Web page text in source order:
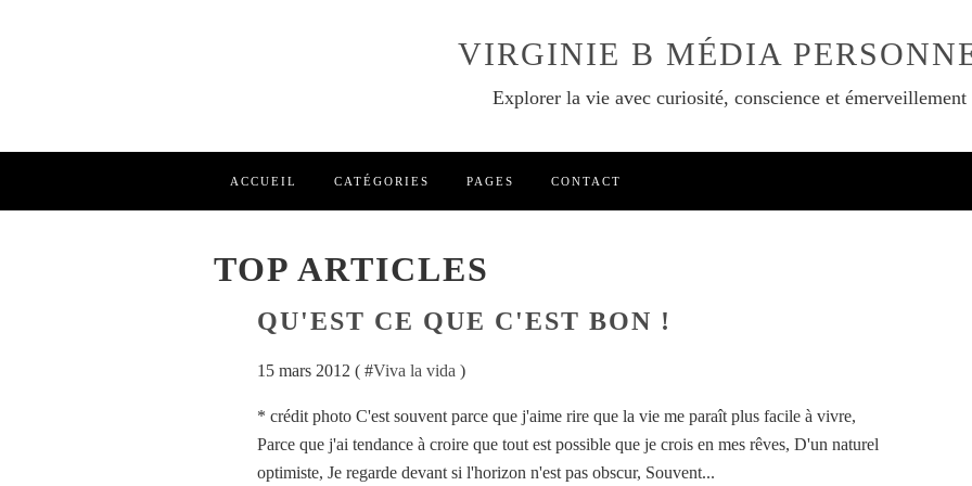
VIRGINIE B MÉDIA
Explorer la vie avec curiosité, conscience et émerveillement
ACCUEIL CATÉGORIES PAGES CONTACT
TOP ARTICLES
QU'EST CE QUE C'EST BON !
15 mars 2012 ( #Viva la vida )
* crédit photo C'est souvent parce que j'aime rire que la vie me paraît plus facile à vivre,
Parce que j'ai tendance à croire que tout est possible que je crois en mes rêves, D'un naturel
optimiste, Je regarde devant si l'horizon n'est pas obscur, Souvent...